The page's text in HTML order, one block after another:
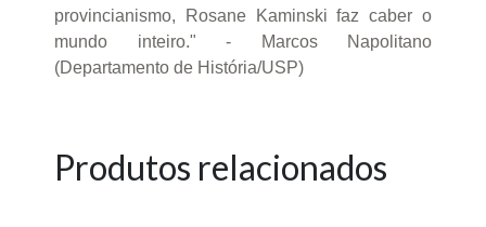
provincianismo, Rosane Kaminski faz caber o
mundo inteiro." - Marcos Napolitano
(Departamento de História/USP)
Produtos relacionados